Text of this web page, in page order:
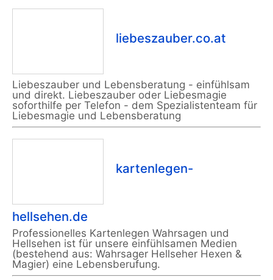
liebeszauber.co.at
Liebeszauber und Lebensberatung - einfühlsam
und direkt. Liebeszauber oder Liebesmagie
soforthilfe per Telefon - dem Spezialistenteam für
Liebesmagie und Lebensberatung
kartenlegen-
hellsehen.de
Professionelles Kartenlegen Wahrsagen und
Hellsehen ist für unsere einfühlsamen Medien
(bestehend aus: Wahrsager Hellseher Hexen &
Magier) eine Lebensberufung.